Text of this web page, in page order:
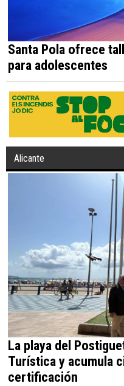
Santa Pola ofrece
para adolescentes
Alicante
La playa del
Turística y acumula
certificación